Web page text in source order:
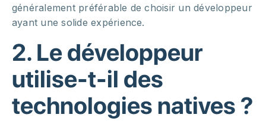
généralement préférable de choisir un développeur
ayant une solide expérience.
2. Le développeur
utilise-t-il des
technologies natives ?